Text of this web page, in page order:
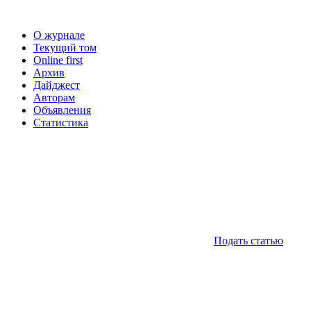
О журнале
Текущий том
Online first
Архив
Дайджест
Авторам
Объявления
Статистика
Подать статью